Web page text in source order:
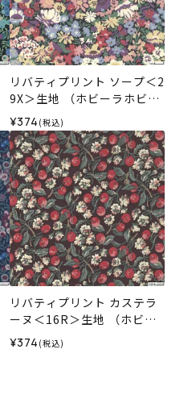
リバティプリント ソープ＜2
9X＞生地 （ホビーラホビー
レオリジナル）2025AW
¥374 (税込)
リバティプリント カステラ
ーヌ＜16R＞生地 （ホビー
ラホビーレオリジナル）202
¥374 (税込)